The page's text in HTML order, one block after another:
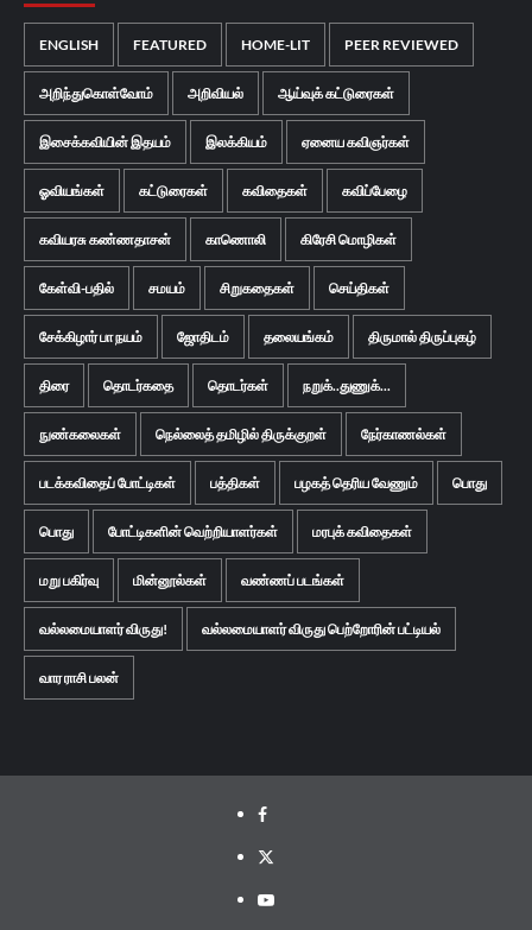
ENGLISH FEATURED HOME-LIT PEER REVIEWED
அறிந்துகொள்வோம் அறிவியல் ஆய்வுக் கட்டுரைகள்
இசைக்கவியின் இதயம் இலக்கியம் ஏனைய கவிஞர்கள்
ஓவியங்கள் கட்டுரைகள் கவிதைகள் கவிப்பேழை
கவியரசு கண்ணதாசன் காணொலி கிரேசி மொழிகள்
கேள்வி-பதில் சமயம் சிறுகதைகள் செய்திகள்
சேக்கிழார் பா நயம் ஜோதிடம் தலையங்கம் திருமால் திருப்புகழ்
திரை தொடர்கதை தொடர்கள் நறுக்..துணுக்...
நுண்கலைகள் நெல்லைத் தமிழில் திருக்குறள் நேர்காணல்கள்
படக்கவிதைப் போட்டிகள் பத்திகள் பழகத் தெரிய வேணும் பொது
பொது போட்டிகளின் வெற்றியாளர்கள் மரபுக் கவிதைகள்
மறு பகிர்வு மின்னூல்கள் வண்ணப் படங்கள்
வல்லமையாளர் விருது! வல்லமையாளர் விருது பெற்றோரின் பட்டியல்
வார ராசி பலன்
Facebook
Twitter
Youtube